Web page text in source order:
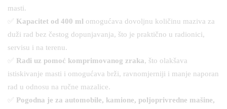
masti.
Kapacitet od 400 ml omogućava dovoljnu količinu maziva za
duži rad bez čestog dopunjavanja, što je praktično u radionici,
servisu i na terenu.
Radi uz pomoć komprimovanog zraka, što olakšava
istiskivanje masti i omogućava brži, ravnomjerniji i manje naporan
rad u odnosu na ručne mazalice.
Pogodna je za automobile, kamione, poljoprivredne mašine,